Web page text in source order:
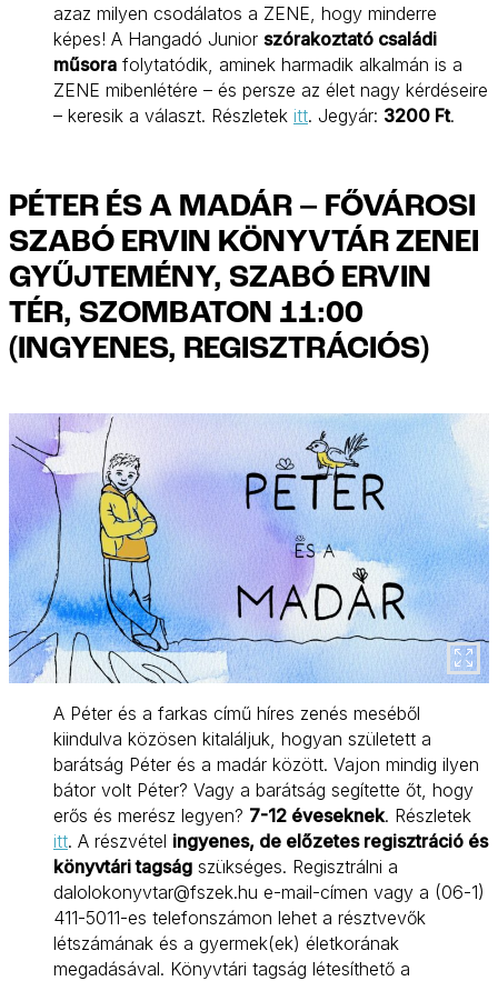
azaz milyen csodálatos a ZENE, hogy minderre
képes! A Hangadó Junior szórakoztató családi
műsora folytatódik, aminek harmadik alkalmán is a
ZENE mibenlétére – és persze az élet nagy kérdéseire
– keresik a választ. Részletek itt. Jegyár: 3200 Ft.
PÉTER ÉS A MADÁR – FŐVÁROSI
SZABÓ ERVIN KÖNYVTÁR ZENEI
GYŰJTEMÉNY, SZABÓ ERVIN
TÉR, SZOMBATON 11:00
(INGYENES, REGISZTRÁCIÓS)
A Péter és a farkas című híres zenés meséből
kiindulva közösen kitaláljuk, hogyan született a
barátság Péter és a madár között. Vajon mindig ilyen
bátor volt Péter? Vagy a barátság segítette őt, hogy
erős és merész legyen? 7-12 éveseknek. Részletek
itt. A részvétel ingyenes, de előzetes regisztráció és
könyvtári tagság szükséges. Regisztrálni a
dalolokonyvtar@fszek.hu e-mail-címen vagy a (06-1)
411-5011-es telefonszámon lehet a résztvevők
létszámának és a gyermek(ek) életkorának
megadásával. Könyvtári tagság létesíthető a